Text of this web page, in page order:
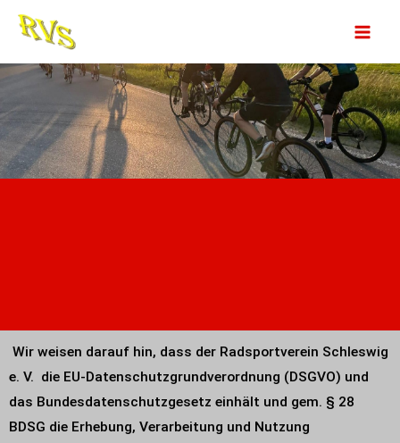
Zum
Inhalt
springen
Wir weisen darauf hin, dass der Radsportverein Schleswig
e. V. die EU-Datenschutzgrundverordnung (DSGVO) und
das Bundesdatenschutzgesetz einhält und gem. § 28
BDSG die Erhebung, Verarbeitung und Nutzung